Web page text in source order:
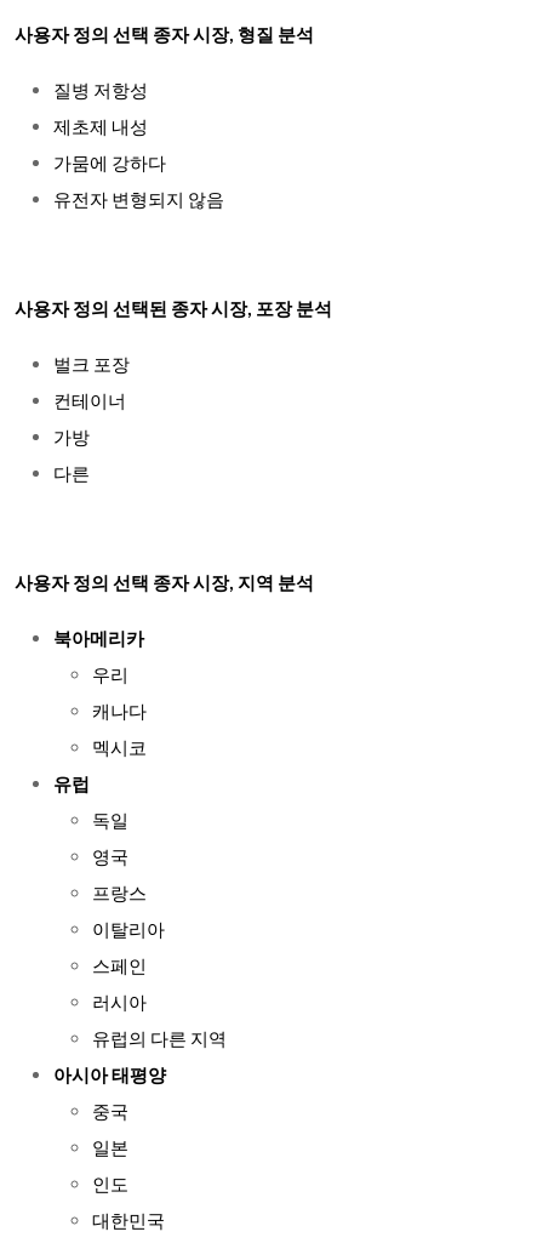
사용자 정의 선택 종자 시장, 형질 분석
질병 저항성
제초제 내성
가뭄에 강하다
유전자 변형되지 않음
사용자 정의 선택된 종자 시장, 포장 분석
벌크 포장
컨테이너
가방
다른
사용자 정의 선택 종자 시장, 지역 분석
북아메리카
우리
캐나다
멕시코
유럽
독일
영국
프랑스
이탈리아
스페인
러시아
유럽의 다른 지역
아시아 태평양
중국
일본
인도
대한민국